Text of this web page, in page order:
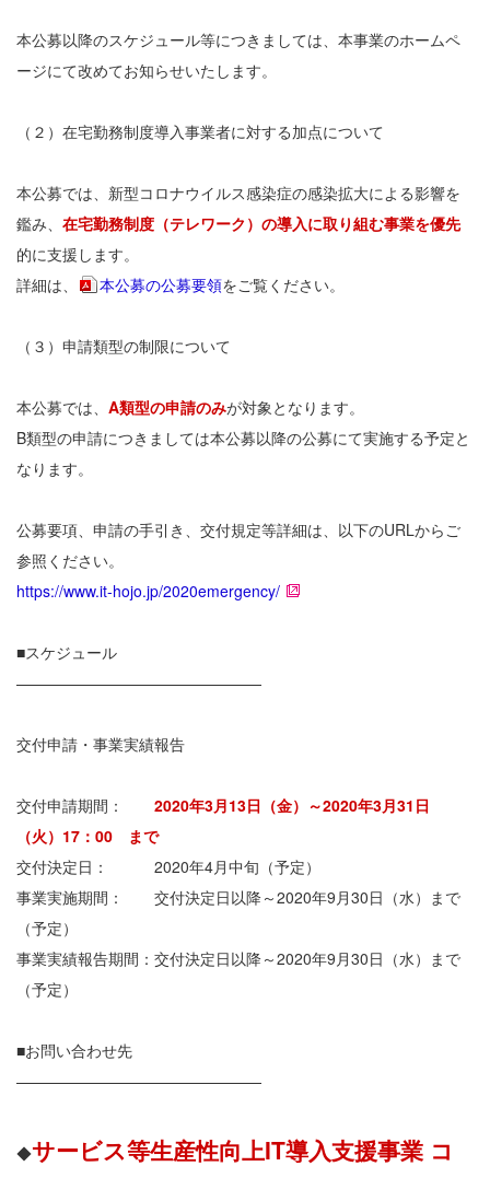
本公募以降のスケジュール等につきましては、本事業のホームペ
ージにて改めてお知らせいたします。
（２）在宅勤務制度導入事業者に対する加点について
本公募では、新型コロナウイルス感染症の感染拡大による影響を
鑑み、 在宅勤務制度（テレワーク）の導入に取り組む事業を優先
的に支援します。
詳細は、
本公募の公募要領をご覧ください。
（３）申請類型の制限について
本公募では、 A類型の申請のみが対象となります。
B類型の申請につきましては本公募以降の公募にて実施する予定と
なります。
公募要項、申請の手引き、交付規定等詳細は、以下のURLからご
参照ください。
https://www.it-hojo.jp/2020emergency/
■スケジュール
————————————————
交付申請・事業実績報告
交付申請期間： 2020年3月13日（金）～2020年3月31日
（火）17：00 まで
交付決定日： 2020年4月中旬（予定）
事業実施期間： 交付決定日以降～2020年9月30日（水）まで
（予定）
事業実績報告期間：交付決定日以降～2020年9月30日（水）まで
（予定）
■お問い合わせ先
————————————————
◆サービス等生産性向上IT導入支援事業 コ